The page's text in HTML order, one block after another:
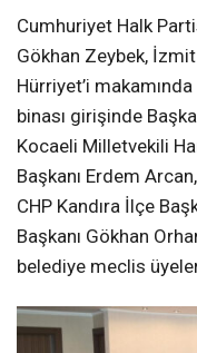
Cumhuriyet Halk
Gökhan Zeybek,
Hürriyet’i
binası girişinde
Kocaeli Milletvekili
Başkanı Erdem
CHP Kandıra İlçe
Başkanı Gökhan
belediye meclis